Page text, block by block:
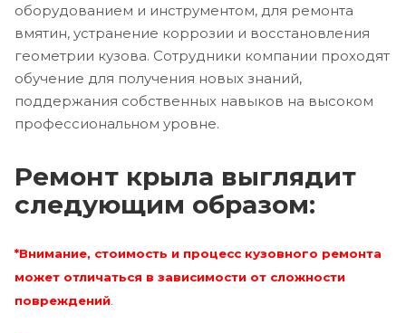
оборудованием и инструментом, для ремонта
вмятин, устранение коррозии и восстановления
геометрии кузова. Сотрудники компании проходят
обучение для получения новых знаний,
поддержания собственных навыков на высоком
профессиональном уровне.
Ремонт крыла выглядит
следующим образом:
*Внимание, стоимость и процесс кузовного ремонта
может отличаться в зависимости от сложности
повреждений.